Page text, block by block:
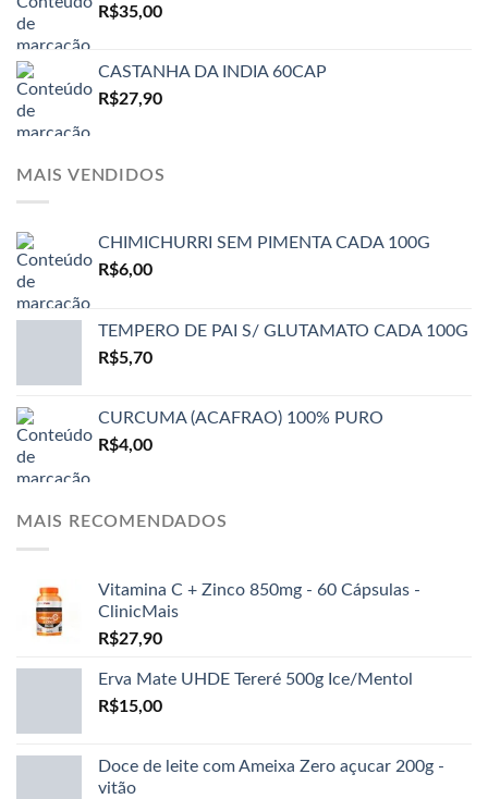
R$35,00
CASTANHA DA INDIA 60CAP
R$27,90
MAIS VENDIDOS
CHIMICHURRI SEM PIMENTA CADA 100G
R$6,00
TEMPERO DE PAI S/ GLUTAMATO CADA 100G
R$5,70
CURCUMA (ACAFRAO) 100% PURO
R$4,00
MAIS RECOMENDADOS
Vitamina C + Zinco 850mg - 60 Cápsulas -
ClinicMais
R$27,90
Erva Mate UHDE Tereré 500g Ice/Mentol
R$15,00
Doce de leite com Ameixa Zero açucar 200g -
vitão